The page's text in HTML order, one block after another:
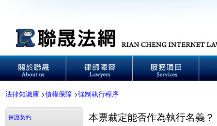
法律知識庫 >債權保障 >強制執行程序
保證契約 本票裁定能否作為執行名義